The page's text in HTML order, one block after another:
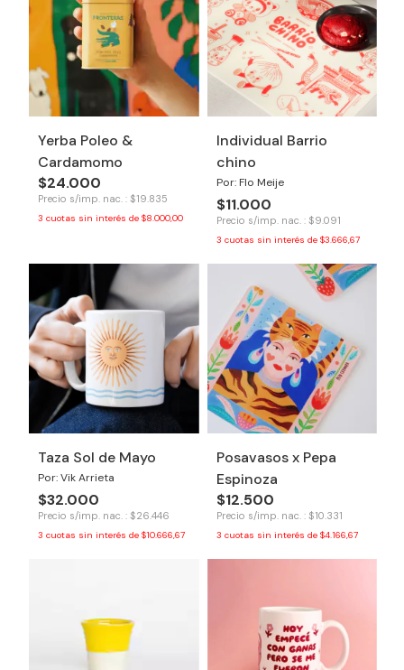
Yerba Poleo &
Cardamomo
$24.000
Precio s/imp. nac. : $19.835
3 cuotas sin interés de $8.000,00
Individual Barrio
chino
Por: Flo Meije
$11.000
Precio s/imp. nac. : $9.091
3 cuotas sin interés de $3.666,67
Taza Sol de Mayo
Por: Vik Arrieta
$32.000
Precio s/imp. nac. : $26.446
3 cuotas sin interés de $10.666,67
Posavasos x Pepa
Espinoza
$12.500
Precio s/imp. nac. : $10.331
3 cuotas sin interés de $4.166,67